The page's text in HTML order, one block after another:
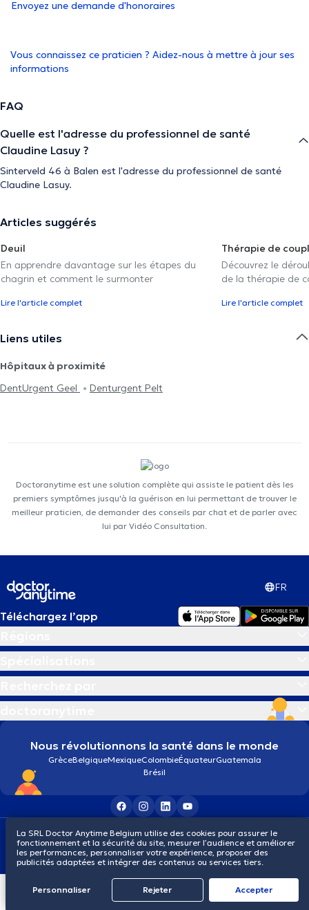
Envoyez une demande d'honoraires
Vous connaissez ce praticien ? Aidez-nous à mettre à jour ses
informations
FAQ
Quelle est l'adresse du professionnel de santé
Claudine Lasuy ?
Sinterveld 46 à Balen est l'adresse du professionnel de santé
Claudine Lasuy.
Articles suggérés
Deuil
En apprendre davantage sur les étapes du
chagrin et comment le surmonter
Lire l'article complet
Thérapie de
Découvrez le
de la thérapie de
Lire l'article complet
Liens utiles
Hôpitaux à proximité
DentUrgent Geel
Denturgent Pelt
Doctoranytime est une solution complète qui assiste le patient dès les
premiers symptômes jusqu'à la guérison en lui permettant de trouver le
meilleur praticien, de demander des conseils par chat et de parler avec
lui par Vidéo Consultation.
FR
Téléchargez l’app
Nous révolutionnons la santé dans le monde
GrèceBelgiqueMexiqueColombieÉquateurGuatemala
Brésil
Conditions généralesCookiesPolitique de confidentialité
© 2026 doctoranytime
La SRL Doctor Anytime Belgium utilise des cookies pour assurer le
fonctionnement et la sécurité du site, mesurer l’audience et améliorer
les performances, personnaliser votre expérience, proposer des
publicités adaptées et intégrer des contenus ou services tiers.
Personnaliser Rejeter Αccepter